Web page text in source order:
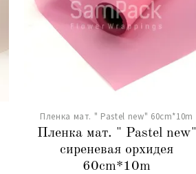
Пленка мат. " Pastel new" 60cm*10m
Пленка мат. " Pastel new"
сиреневая орхидея
60cm*10m